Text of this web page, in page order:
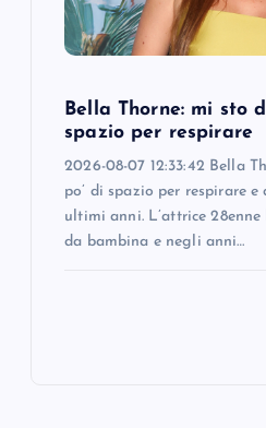
Bella Thorne: mi sto
spazio per respirare
2026-08-07 12:33:42 Bella
po’ di spazio per respirare e
ultimi anni. L’attrice
da bambina e negli anni…